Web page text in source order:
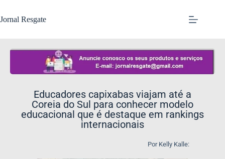
Jornal Resgate
Educadores capixabas viajam até a
Coreia do Sul para conhecer modelo
educacional que é destaque em rankings
internacionais
Por Kelly Kalle: